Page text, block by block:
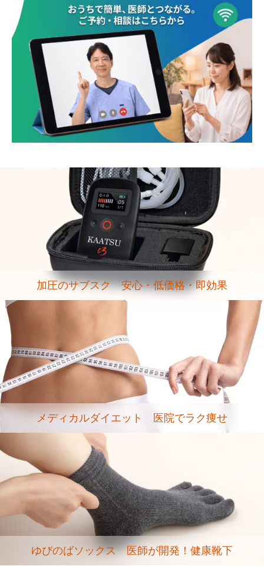
加圧のサブスク 安心・低価格・即効果
メディカルダイエット 医院でラク痩せ
ゆびのばソックス 医師が開発！健康靴下